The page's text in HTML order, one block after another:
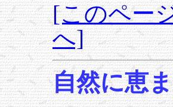
[このペー
へ]
自然に恵